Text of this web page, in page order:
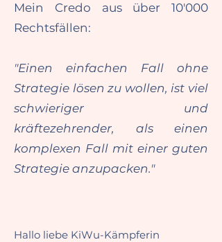
Mein Credo aus über 10'000
Rechtsfällen:
"Einen einfachen Fall ohne
Strategie lösen zu wollen, ist viel
schwieriger und
kräftezehrender, als einen
komplexen Fall mit einer guten
Strategie anzupacken."
​​​Hallo liebe KiWu-Kämpferin